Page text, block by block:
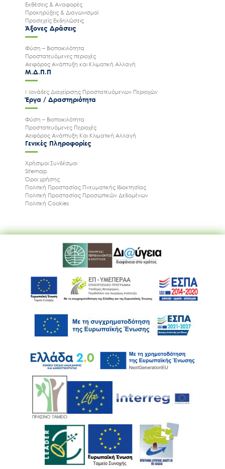
Εκθέσεις & Αναφορές
Προκηρύξεις & Διαγωνισμοί
Προσεχείς Εκδηλώσεις
Άξονες Δράσεις
Φύση – Βιοποικιλότητα
Προστατευόμενες περιοχές
Αειφόρος Ανάπτυξη και Κλιματική Αλλαγή
Μ.Δ.Π.Π
Μονάδες Διαχείρισης Προστατευόμενων Περιοχών
Έργα / Δραστηριότητα
Φύση – Βιοποικιλότητα
Προστατευόμενες Περιοχές
Αειφόρος Ανάπτυξη Και Κλιματική Αλλαγή
Γενικές Πληροφορίες
Χρήσιμοι Συνδέσμοι
Sitemap
Όροι χρήσης
Πολιτική Προστασίας Πνευματικής Ιδιοκτησίας
Πολιτική Προστασίας Προσωπικών Δεδομένων
Πολιτική Cookies